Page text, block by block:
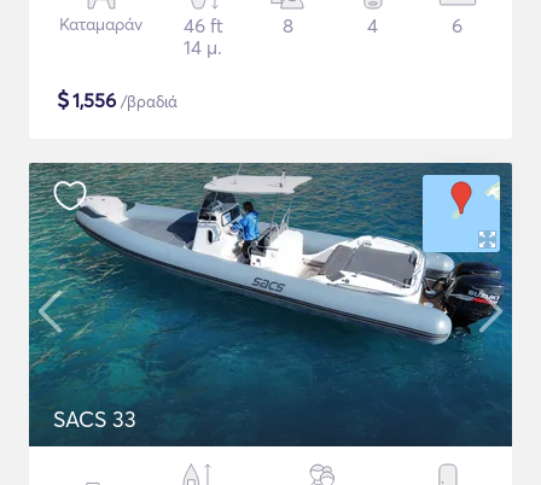
Καταμαράν
46 ft
14 μ.
8 4 6
$1,556 /βραδιά
SACS 33